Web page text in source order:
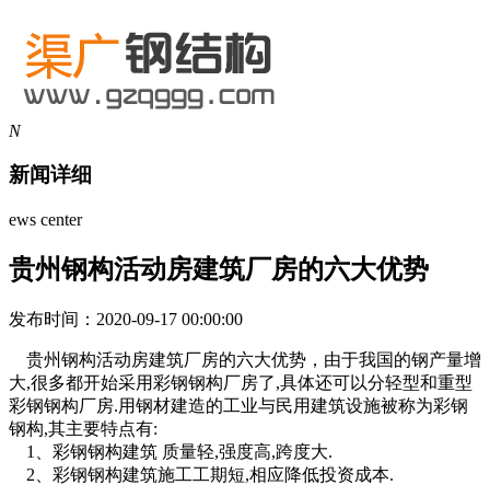
N
新闻详细
ews center
贵州钢构活动房建筑厂房的六大优势
发布时间：2020-09-17 00:00:00
贵州钢构活动房建筑厂房的六大优势 ，由于我国的钢产量增
大,很多都开始采用彩钢钢构厂房了,具体还可以分轻型和重型
彩钢钢构厂房.用钢材建造的工业与民用建筑设施被称为彩钢
钢构,其主要特点有:
1、彩钢钢构建筑 质量轻,强度高,跨度大.
2、彩钢钢构建筑施工工期短,相应降低投资成本.